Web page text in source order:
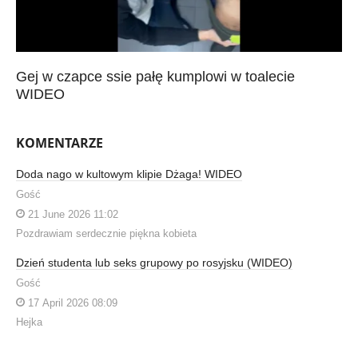
Gej w czapce ssie pałę kumplowi w toalecie
WIDEO
KOMENTARZE
Doda nago w kultowym klipie Dżaga! WIDEO
Gość
21 June 2026 11:02
Pozdrawiam serdecznie piękna kobieta
Dzień studenta lub seks grupowy po rosyjsku (WIDEO)
Gość
17 April 2026 08:09
Hejka